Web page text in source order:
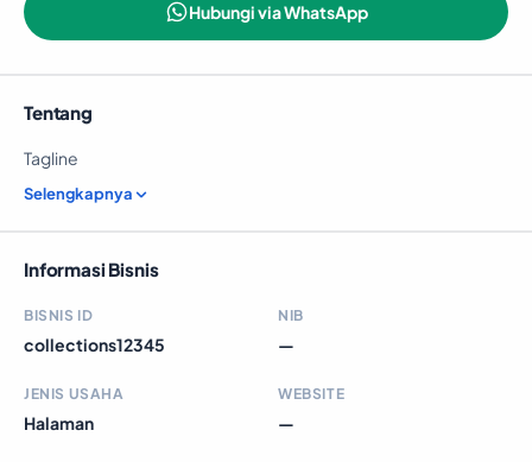
Hubungi via WhatsApp
Tentang
Tagline
Selengkapnya
Informasi Bisnis
BISNIS ID
collections12345
NIB
—
JENIS USAHA
Halaman
WEBSITE
—